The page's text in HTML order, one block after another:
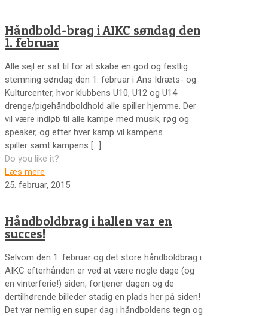
Håndbold-brag i AIKC søndag den
1. februar
Alle sejl er sat til for at skabe en god og festlig
stemning søndag den 1. februar i Ans Idræts- og
Kulturcenter, hvor klubbens U10, U12 og U14
drenge/pigehåndboldhold alle spiller hjemme. Der
vil være indløb til alle kampe med musik, røg og
speaker, og efter hver kamp vil kampens
spiller samt kampens […]
Do you like it?
Læs mere
25. februar, 2015
Håndboldbrag i hallen var en
succes!
Selvom den 1. februar og det store håndboldbrag i
AIKC efterhånden er ved at være nogle dage (og
en vinterferie!) siden, fortjener dagen og de
dertilhørende billeder stadig en plads her på siden!
Det var nemlig en super dag i håndboldens tegn og